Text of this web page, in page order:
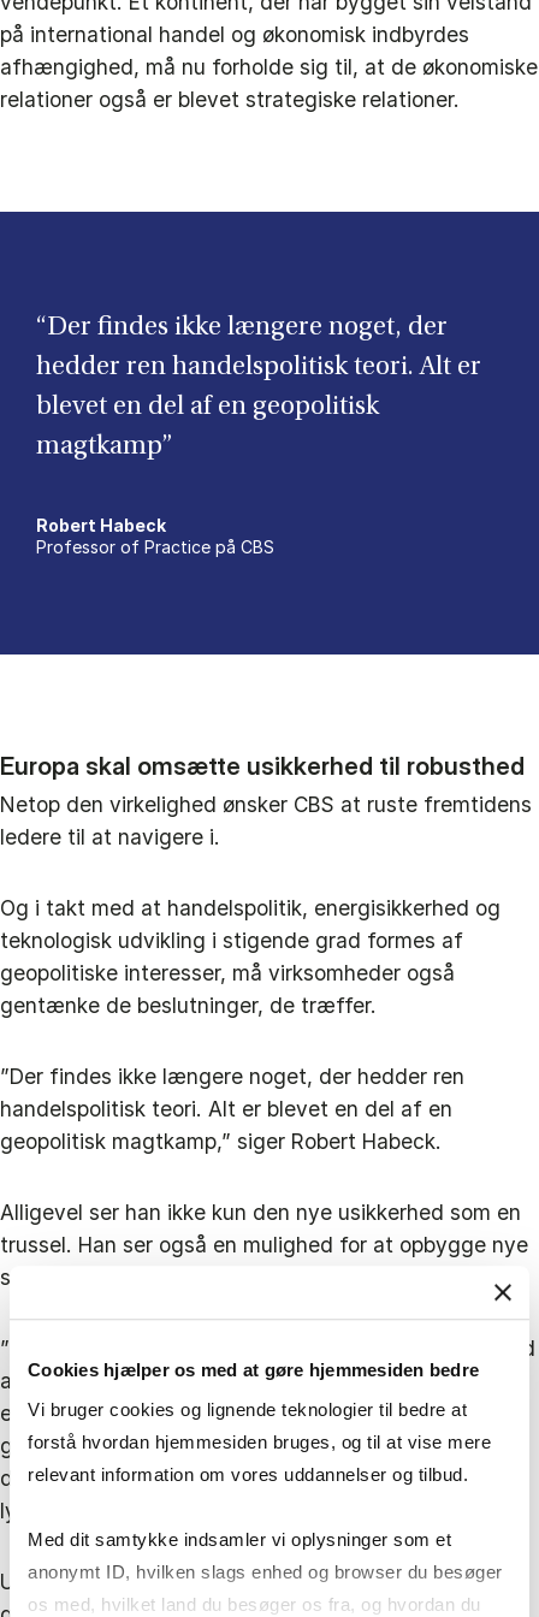
Cookies hjælper os med at gøre hjemmesiden bedre
Vi bruger cookies og lignende teknologier til bedre at
forstå hvordan hjemmesiden bruges, og til at vise mere
relevant information om vores uddannelser og tilbud.
Med dit samtykke indsamler vi oplysninger som et
anonymt ID, hvilken slags enhed og browser du besøger
os med, hvilket land du besøger os fra, og hvordan du
på international handel og økonomisk indbyrdes
afhængighed, må nu forholde sig til, at de økonomiske
relationer også er blevet strategiske relationer.
“Der findes ikke længere noget, der
hedder ren handelspolitisk teori. Alt er
blevet en del af en geopolitisk
magtkamp”
Robert Habeck
Pro­fes­sor of Pra­cti­ce på CBS
Europa skal omsætte usikkerhed til robusthed
Netop den virkelighed ønsker CBS at ruste fremtidens
ledere til at navigere i.
Og i takt med at handelspolitik, energisikkerhed og
teknologisk udvikling i stigende grad formes af
geopolitiske interesser, må virksomheder også
gentænke de beslutninger, de træffer.
”Der findes ikke længere noget, der hedder ren
handelspolitisk teori. Alt er blevet en del af en
geopolitisk magtkamp,” siger Robert Habeck.
Alligevel ser han ikke kun den nye usikkerhed som en
trussel. Han ser også en mulighed for at opbygge nye
styrker:
”Europa har brug for sine egne teknologier, en vis grad
af robusthed, når det gælder råstoffer,
energieffektivitet, elektrificering og innovation
generelt. Og det bliver politikernes opgave at skabe
de rette rammevilkår. Ellers kommer det ikke til at
lykkes.”
Udfordringen er derfor ikke at trække sig tilbage fra